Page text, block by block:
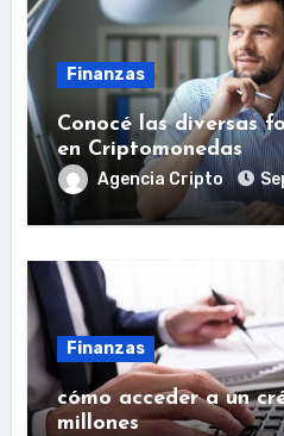
Finanzas
Conocé las diversas
en Criptomonedas
Agencia Cripto
Finanzas
cómo acceder a un
millones